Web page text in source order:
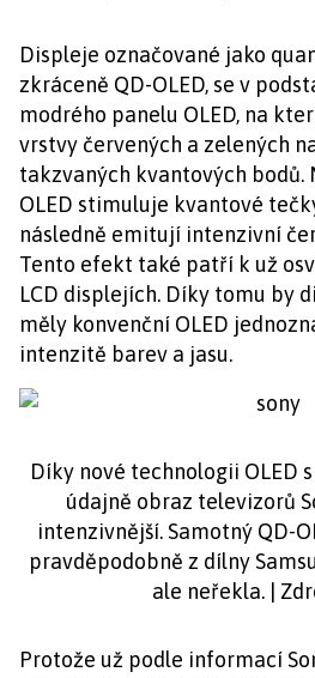
Displeje označované jako
zkráceně QD-OLED, se v
modrého panelu OLED, na
vrstvy červených a zelených
takzvaných kvantových bodů.
OLED stimuluje kvantové
následně emitují intenzivní
Tento efekt také patří k už
LCD displejích. Díky tomu by
měly konvenční OLED
intenzitě barev a jasu.
Díky nové technologii OLED
údajně obraz televizorů
intenzivnější. Samotný QD-
pravděpodobně z dílny
ale neřekla. |
Protože už podle informací